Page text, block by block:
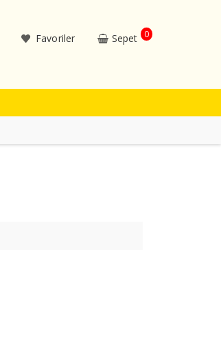
Favoriler Sepet 0